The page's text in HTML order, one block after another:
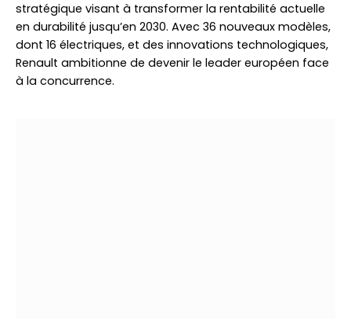
stratégique visant à transformer la rentabilité actuelle
en durabilité jusqu’en 2030. Avec 36 nouveaux modèles,
dont 16 électriques, et des innovations technologiques,
Renault ambitionne de devenir le leader européen face
à la concurrence.